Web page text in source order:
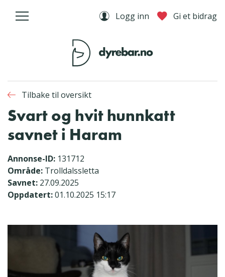
Logg inn Gi et bidrag
Tilbake til oversikt
Svart og hvit hunnkatt
savnet i Haram
Annonse-ID: 131712
Område: Trolldalssletta
Savnet: 27.09.2025
Oppdatert:01.10.2025 15:17